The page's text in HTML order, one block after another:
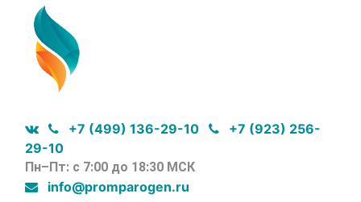
+7 (499) 136-29-10
+7 (923) 256-
29-10
Пн–Пт: с 7:00 до 18:30 МСК
info@promparogen.ru